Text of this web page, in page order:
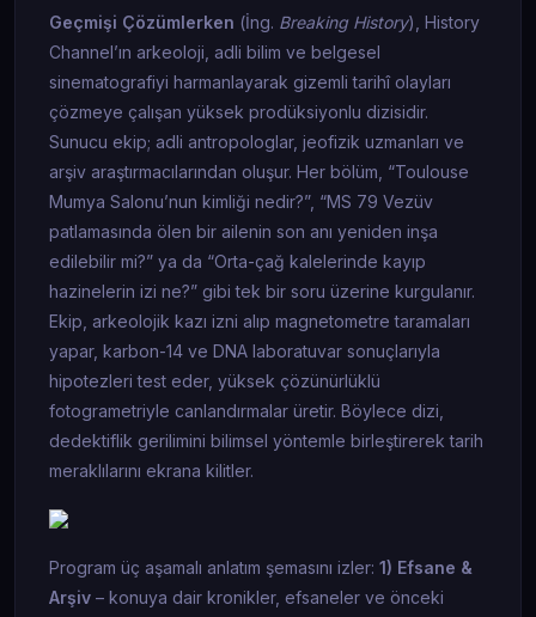
Geçmişi Çözümlerken (İng. Breaking History), History
Channel’ın arkeoloji, adli bilim ve belgesel
sinematografiyi harmanlayarak gizemli tarihî olayları
çözmeye çalışan yüksek prodüksiyonlu dizisidir.
Sunucu ekip; adli antropologlar, jeofizik uzmanları ve
arşiv araştırmacılarından oluşur. Her bölüm, “Toulouse
Mumya Salonu’nun kimliği nedir?”, “MS 79 Vezüv
patlamasında ölen bir ailenin son anı yeniden inşa
edilebilir mi?” ya da “Orta-çağ kalelerinde kayıp
hazinelerin izi ne?” gibi tek bir soru üzerine kurgulanır.
Ekip, arkeolojik kazı izni alıp magnetometre taramaları
yapar, karbon-14 ve DNA laboratuvar sonuçlarıyla
hipotezleri test eder, yüksek çözünürlüklü
fotogrametriyle canlandırmalar üretir. Böylece dizi,
dedektiflik gerilimini bilimsel yöntemle birleştirerek tarih
meraklılarını ekrana kilitler.
Program üç aşamalı anlatım şemasını izler: 1) Efsane &
Arşiv – konuya dair kronikler, efsaneler ve önceki